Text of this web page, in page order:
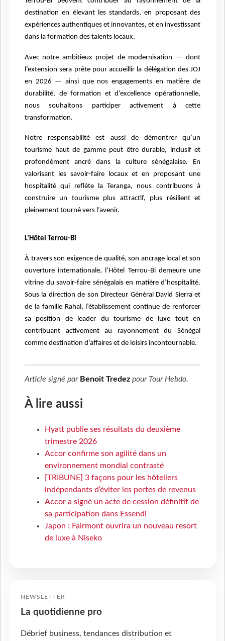
destination en élevant les standards, en proposant des
expériences authentiques et innovantes, et en investissant
dans la formation des talents locaux.
Avec notre ambitieux projet de modernisation — dont
l’extension sera prête pour accueillir la délégation des JOJ
en 2026 — ainsi que nos engagements en matière de
durabilité, de formation et d’excellence opérationnelle,
nous souhaitons participer activement à cette
transformation.
Notre responsabilité est aussi de démontrer qu’un
tourisme haut de gamme peut être durable, inclusif et
profondément ancré dans la culture sénégalaise. En
valorisant les savoir-faire locaux et en proposant une
hospitalité qui reflète la Teranga, nous contribuons à
construire un tourisme plus attractif, plus résilient et
pleinement tourné vers l’avenir.
L’Hôtel Terrou-Bi
À travers son exigence de qualité, son ancrage local et son
ouverture internationale, l’Hôtel Terrou-Bi demeure une
vitrine du savoir-faire sénégalais en matière d’hospitalité.
Sous la direction de son Directeur Général David Sierra et
de la famille Rahal, l’établissement continue de renforcer
sa position de leader du tourisme de luxe tout en
contribuant activement au rayonnement du Sénégal
comme destination d’affaires et de loisirs incontournable.
Article signé par Benoit Tredez pour Tour Hebdo.
À lire aussi
Hyatt publie ses résultats du deuxième
trimestre 2026
Accor confirme son agilité dans un
environnement mondial contrasté
[TRIBUNE] 3 façons pour les hôteliers
indépendants d’éviter les pertes de revenus
Accor a signé un acte de cession définitif de
sa participation dans Essendi
Japon : Fairmont ouvrira un nouveau resort
de luxe à Niseko
NEWSLETTER
La quotidienne pro
Débrief business, tendances distribution et